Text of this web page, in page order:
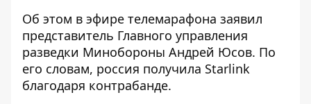
Об этом в эфире телемарафона заявил
представитель Главного управления
разведки Минобороны Андрей Юсов. По
его словам, россия получила Starlink
благодаря контрабанде.